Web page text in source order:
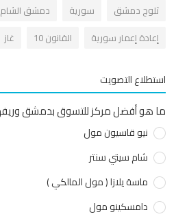
دمشق
سورية
دمشق الشام
إعمار سورية
القانون 10 غاز
التصويت
أفضل مركز للتسوق بدمشق وريفها
نيو قاسيون مول
شام سيتي سنتر
ماسة يلازا ( مول المالكي )
دامسكينو مول